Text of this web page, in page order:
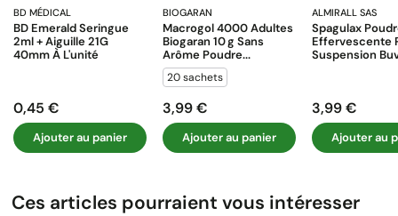
BD MÉDICAL
BD Emerald Seringue
2ml + Aiguille 21G
40mm À L'unité
Prix
0,45 €
Ajouter au panier
BIOGARAN
Macrogol 4000 Adultes
Biogaran 10 G Sans
Arôme Poudre...
20 sachets
Prix
3,99 €
Ajouter au panier
ALMIRALL SAS
Spagulax
Effervescente
Suspension
Prix
3,99 €
Ajouter au
Ces articles pourraient vous intéresser